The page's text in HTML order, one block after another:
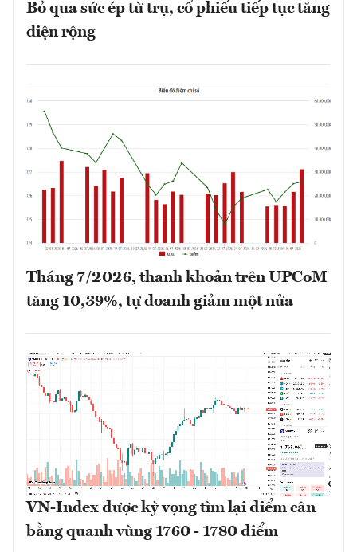
Bỏ qua sức ép từ trụ, cổ phiếu tiếp tục tăng
diện rộng
Tháng 7/2026, thanh khoản trên UPCoM
tăng 10,39%, tự doanh giảm một nửa
VN-Index được kỳ vọng tìm lại điểm cân
bằng quanh vùng 1760 - 1780 điểm